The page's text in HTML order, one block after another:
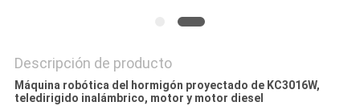
Descripción de producto
Máquina robótica del hormigón proyectado de KC3016W,
teledirigido inalámbrico, motor y motor diesel